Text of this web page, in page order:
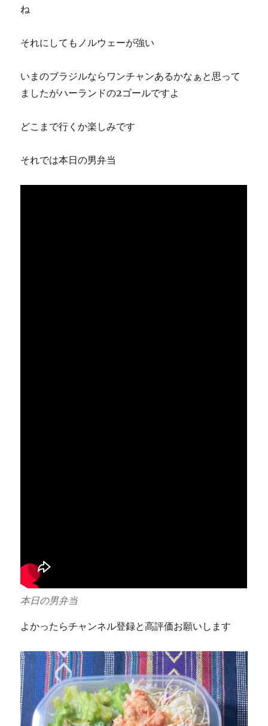
ね
それにしてもノルウェーが強い
いまのブラジルならワンチャンあるかなぁと思って
ましたがハーランドの2ゴールですよ
どこまで行くか楽しみです
それでは本日の男弁当
本日の男弁当
よかったらチャンネル登録と高評価お願いします